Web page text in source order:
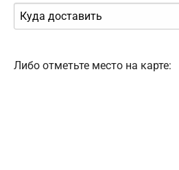
Либо отметьте место на карте: